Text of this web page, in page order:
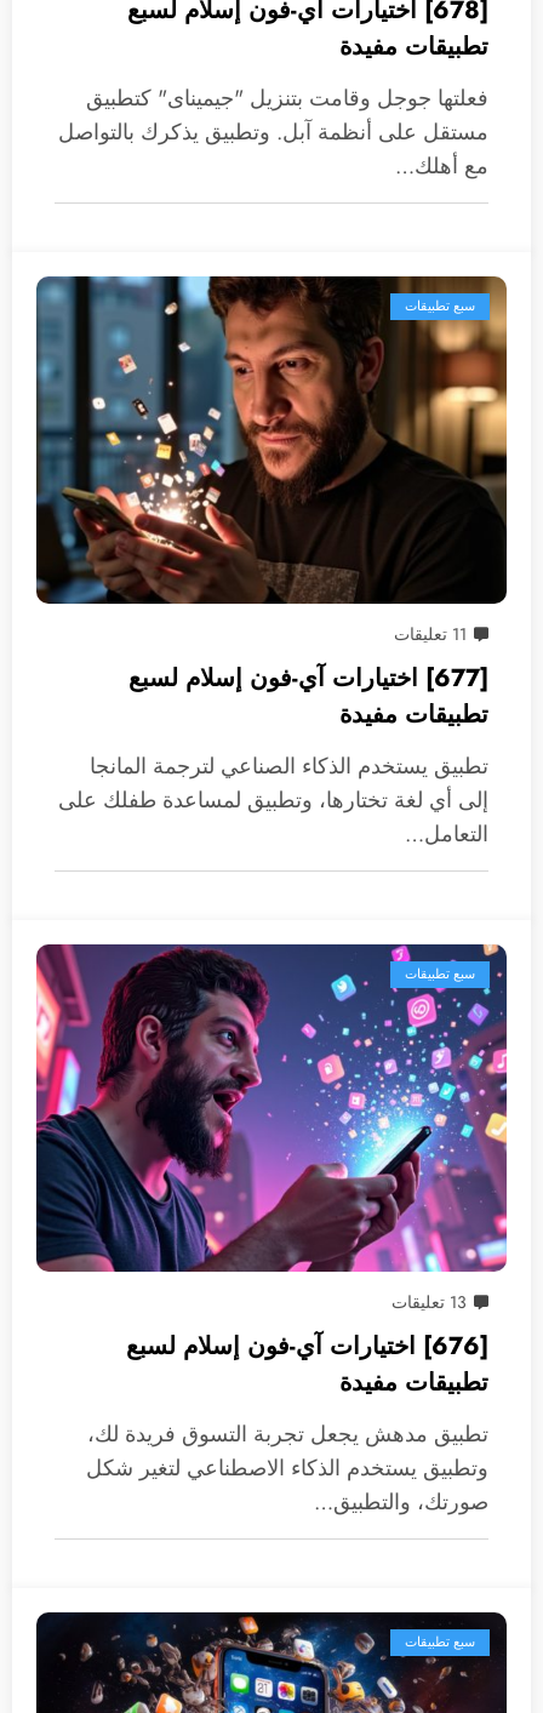
[678] اختيارات آي-فون إسلام لسبع
تطبيقات مفيدة
فعلتها جوجل وقامت بتنزيل "جيميناى" كتطبيق
مستقل على أنظمة آبل. وتطبيق يذكرك بالتواصل
مع أهلك…
سبع تطبيقات
11 تعليقات
[677] اختيارات آي-فون إسلام لسبع
تطبيقات مفيدة
تطبيق يستخدم الذكاء الصناعي لترجمة المانجا
إلى أي لغة تختارها، وتطبيق لمساعدة طفلك على
التعامل…
سبع تطبيقات
13 تعليقات
[676] اختيارات آي-فون إسلام لسبع
تطبيقات مفيدة
تطبيق مدهش يجعل تجربة التسوق فريدة لك،
وتطبيق يستخدم الذكاء الاصطناعي لتغير شكل
صورتك، والتطبيق…
سبع تطبيقات